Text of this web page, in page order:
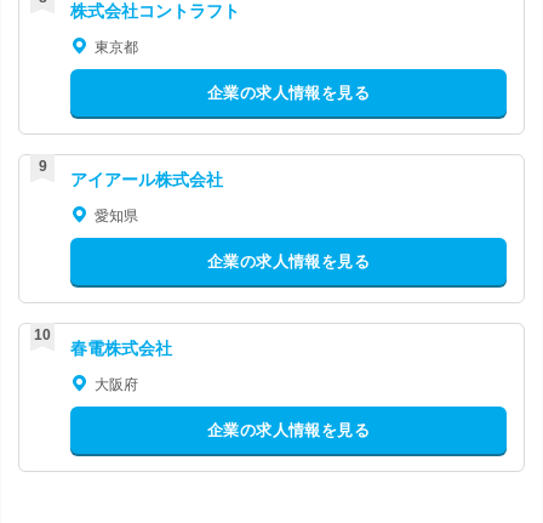
株式会社コントラフト
東京都
企業の求人情報を見る
アイアール株式会社
愛知県
企業の求人情報を見る
春電株式会社
大阪府
企業の求人情報を見る